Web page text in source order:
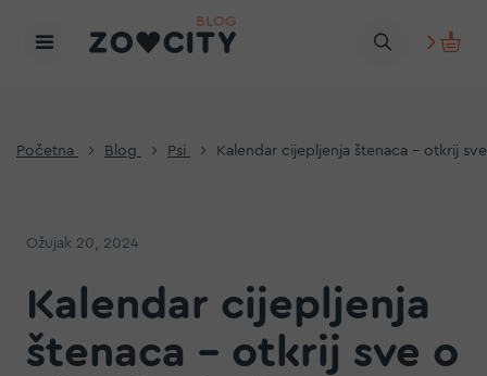
Početna Blog Psi Kalendar cijepljenja štenaca – otkrij
Ožujak 20, 2024
Kalendar cijepljenja
štenaca – otkrij sve o